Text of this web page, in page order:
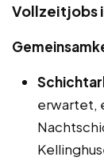
Vollzeitjobs
erwartet,